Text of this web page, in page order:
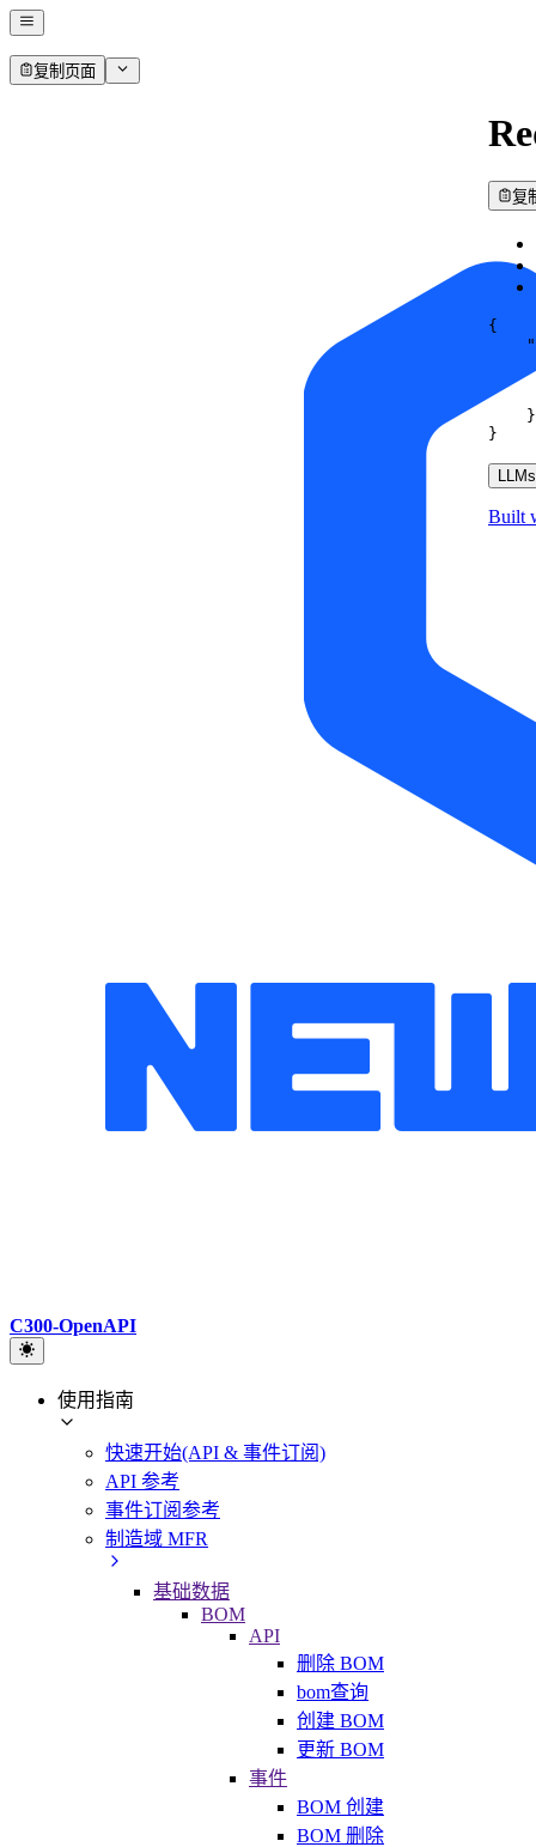
复制页面
C300-OpenAPI
使用指南
快速开始(API & 事件订阅)
API 参考
事件订阅参考
制造域 MFR
基础数据
BOM
API
删除 BOM
bom查询
创建 BOM
更新 BOM
事件
BOM 创建
BOM 删除
复
{
}
}
Built